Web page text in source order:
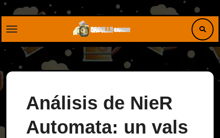
Saltar
Análisis de NieR
Automata: un vals